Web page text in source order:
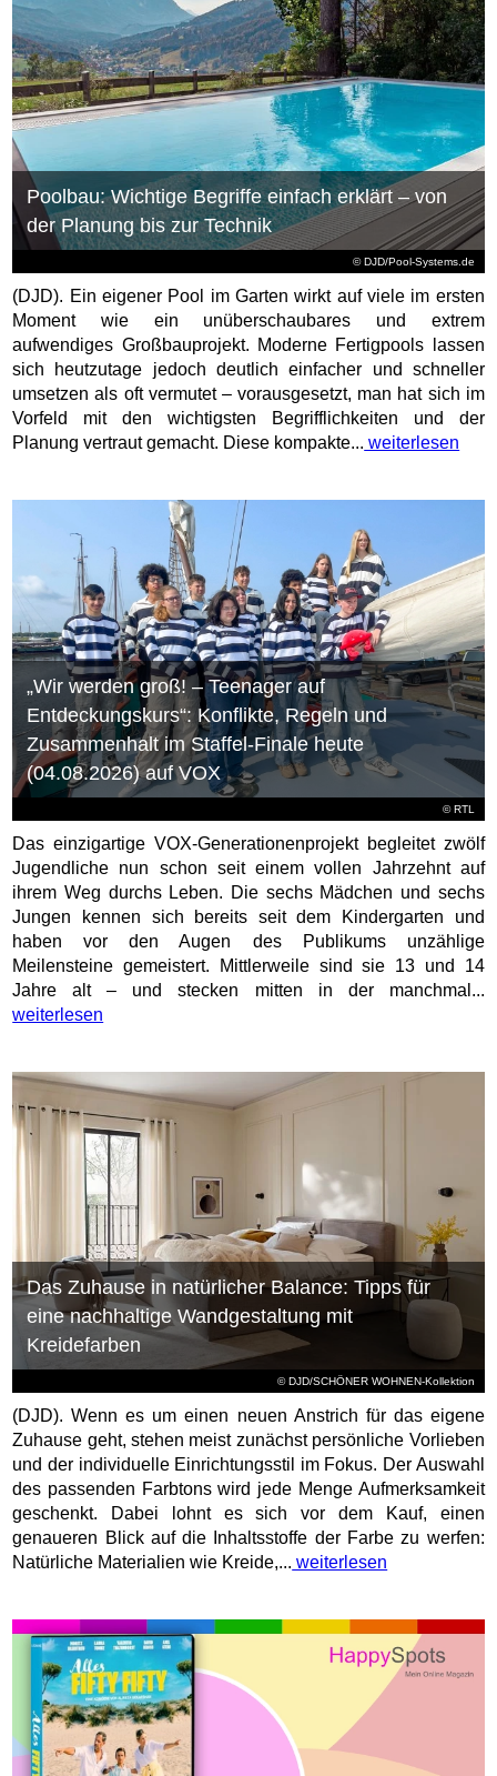
© DJD/Pool-Systems.de
Poolbau: Wichtige Begriffe einfach erklärt – von
der Planung bis zur Technik
(DJD). Ein eigener Pool im Garten wirkt auf viele im ersten
Moment wie ein unüberschaubares und extrem
aufwendiges Großbauprojekt. Moderne Fertigpools lassen
sich heutzutage jedoch deutlich einfacher und schneller
umsetzen als oft vermutet – vorausgesetzt, man hat sich im
Vorfeld mit den wichtigsten Begrifflichkeiten und der
Planung vertraut gemacht. Diese kompakte... weiterlesen
©RTL
„Wir werden groß! – Teenager auf
Entdeckungskurs“: Konflikte, Regeln und
Zusammenhalt im Staffel-Finale heute
(04.08.2026) auf VOX
Das einzigartige VOX-Generationenprojekt begleitet zwölf
Jugendliche nun schon seit einem vollen Jahrzehnt auf
ihrem Weg durchs Leben. Die sechs Mädchen und sechs
Jungen kennen sich bereits seit dem Kindergarten und
haben vor den Augen des Publikums unzählige
Meilensteine gemeistert. Mittlerweile sind sie 13 und 14
Jahre alt – und stecken mitten in der manchmal...
weiterlesen
© DJD/SCHÖNER WOHNEN-Kollektion
Das Zuhause in natürlicher Balance: Tipps für
eine nachhaltige Wandgestaltung mit
Kreidefarben
(DJD). Wenn es um einen neuen Anstrich für das eigene
Zuhause geht, stehen meist zunächst persönliche Vorlieben
und der individuelle Einrichtungsstil im Fokus. Der Auswahl
des passenden Farbtons wird jede Menge Aufmerksamkeit
geschenkt. Dabei lohnt es sich vor dem Kauf, einen
genaueren Blick auf die Inhaltsstoffe der Farbe zu werfen:
Natürliche Materialien wie Kreide,... weiterlesen